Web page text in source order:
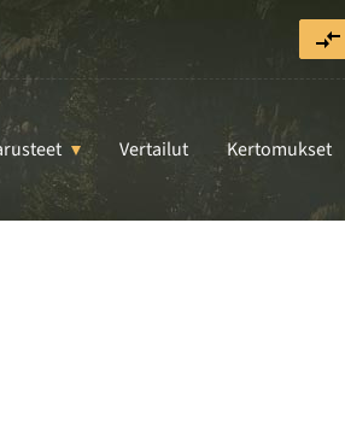
Vertailut Kertomukset